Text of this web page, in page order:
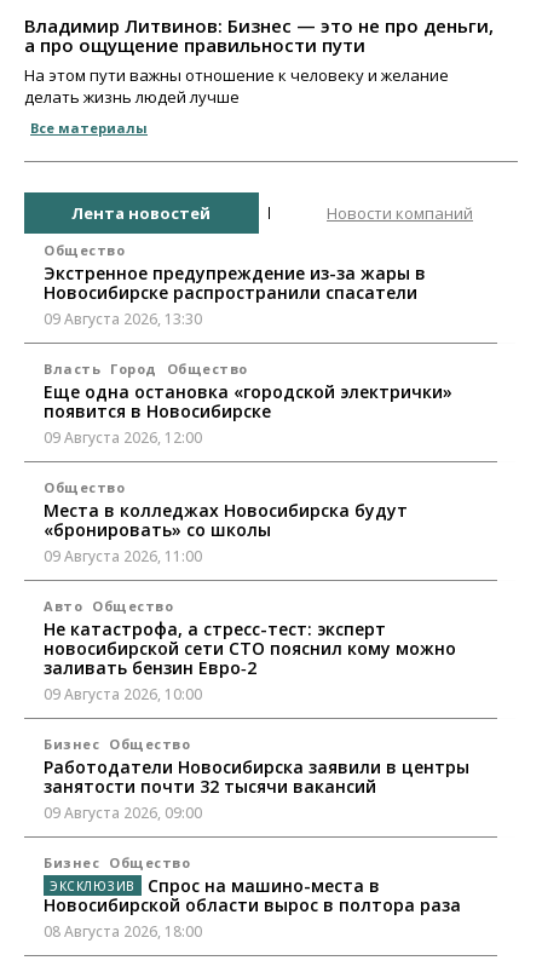
Владимир Литвинов: Бизнес — это не про деньги,
а про ощущение правильности пути
На этом пути важны отношение к человеку и желание
делать жизнь людей лучше
Все материалы
Лента новостей Новости компаний
Общество
Экстренное предупреждение из-за жары в
Новосибирске распространили спасатели
09 Августа 2026, 13:30
Власть Город Общество
Еще одна остановка «городской электрички»
появится в Новосибирске
09 Августа 2026, 12:00
Общество
Места в колледжах Новосибирска будут
«бронировать» со школы
09 Августа 2026, 11:00
Авто Общество
Не катастрофа, а стресс-тест: эксперт
новосибирской сети СТО пояснил кому можно
заливать бензин Евро‑2
09 Августа 2026, 10:00
Бизнес Общество
Работодатели Новосибирска заявили в центры
занятости почти 32 тысячи вакансий
09 Августа 2026, 09:00
Бизнес Общество
Спрос на машино-места в
Новосибирской области вырос в полтора раза
08 Августа 2026, 18:00